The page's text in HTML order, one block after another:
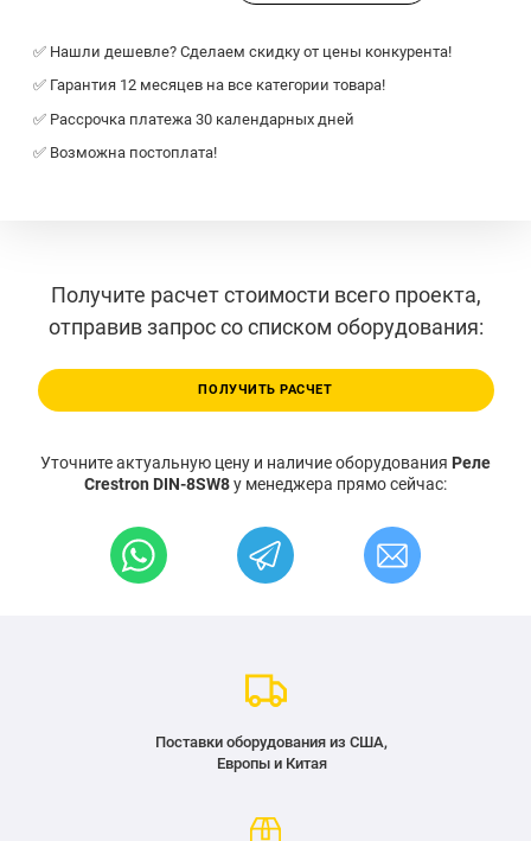
✅ Нашли дешевле? Сделаем скидку от цены конкурента!
✅ Гарантия 12 месяцев на все категории товара!
✅ Рассрочка платежа 30 календарных дней
✅ Возможна постоплата!
Получите расчет стоимости всего проекта,
отправив запрос со списком оборудования:
ПОЛУЧИТЬ РАСЧЕТ
Уточните актуальную цену и наличие оборудования Реле
Crestron DIN-8SW8у менеджера прямо сейчас:
Поставки оборудования из США,
Европы и Китая